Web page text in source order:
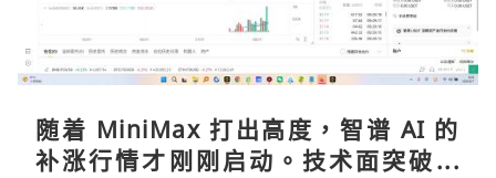
随着 MiniMax 打出高度，智谱 AI 的
补涨行情才刚刚启动。技术面突破在